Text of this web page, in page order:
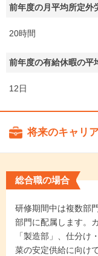
前年度の月平均所定外
20時間
前年度の有給休暇の平
12日
将来のキャリ
総合職の場合
研修期間中は複数部
部門に配属します。
「製造部」、仕分け
菜の安定供給に向け